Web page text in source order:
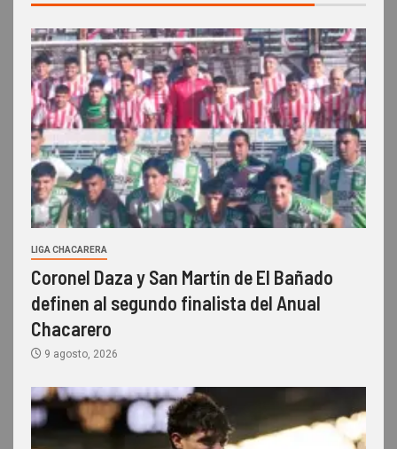
LIGA CHACARERA
Coronel Daza y San Martín de El Bañado
definen al segundo finalista del Anual
Chacarero
9 agosto, 2026